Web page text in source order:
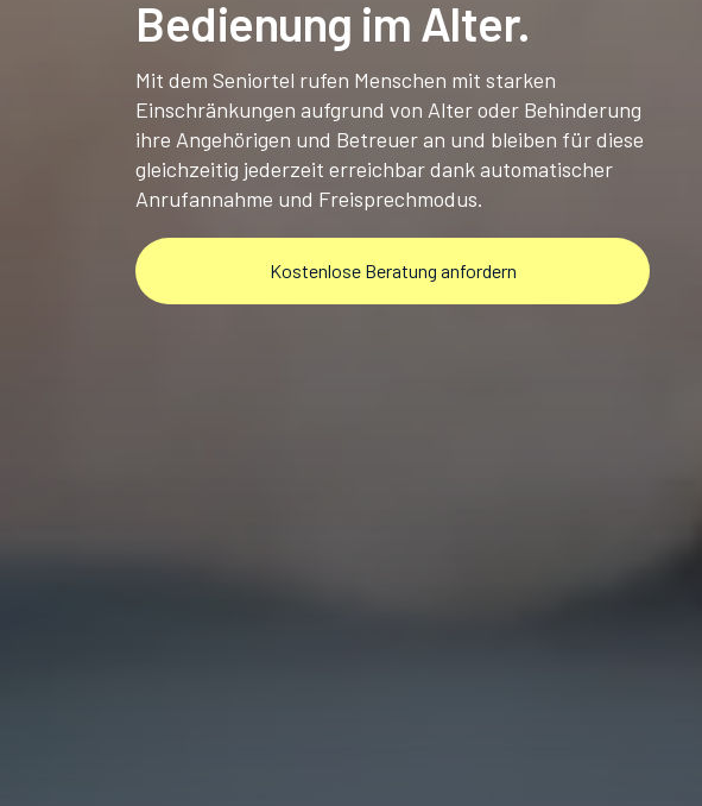
Bedienung im Alter.
Mit dem Seniortel rufen Menschen mit starken
Einschränkungen aufgrund von Alter oder Behinderung
ihre Angehörigen und Betreuer an und bleiben für diese
gleichzeitig jederzeit erreichbar dank automatischer
Anrufannahme und Freisprechmodus.
Kostenlose Beratung anfordern